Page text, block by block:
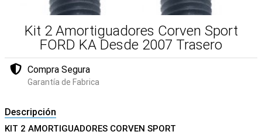
Kit 2 Amortiguadores Corven Sport
FORD KA Desde 2007 Trasero
Compra Segura
Garantía de Fabrica
Descripción
KIT 2 AMORTIGUADORES CORVEN SPORT